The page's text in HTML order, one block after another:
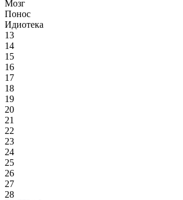
Мозг
Понос
Идиотека
13
14
15
16
17
18
19
20
21
22
23
24
25
26
27
28